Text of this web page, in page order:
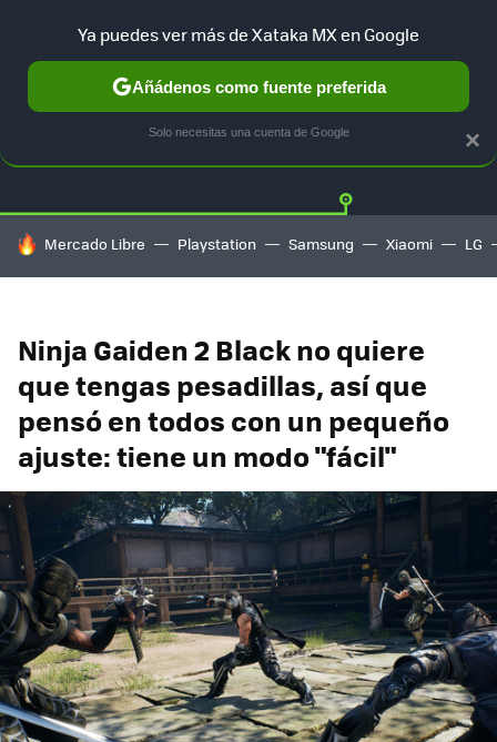
Twitter
HOY SE HABLA DE
Mercado Libre Playstation Samsung Xiaomi LG
Ninja Gaiden 2 Black no quiere
que tengas pesadillas, así que
pensó en todos con un pequeño
ajuste: tiene un modo "fácil"
×
Ya puedes ver más de Xataka MX en Google
Añádenos como fuente preferida
Solo necesitas una cuenta de Google